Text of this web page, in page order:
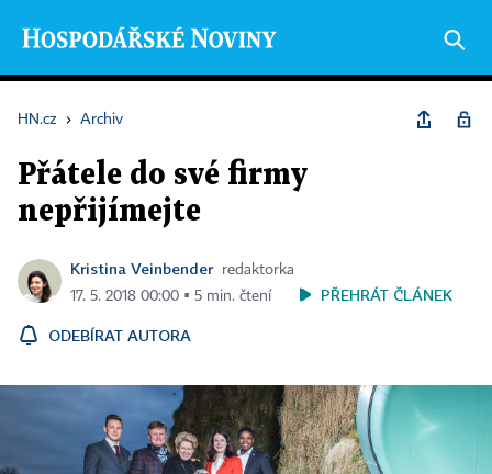
HN.cz › Archiv
Přátele do své firmy
nepřijímejte
Kristina Veinbender
redaktorka
17. 5. 2018 00:00 ▪ 5 min. čtení
PŘEHRÁT ČLÁNEK
ODEBÍRAT AUTORA